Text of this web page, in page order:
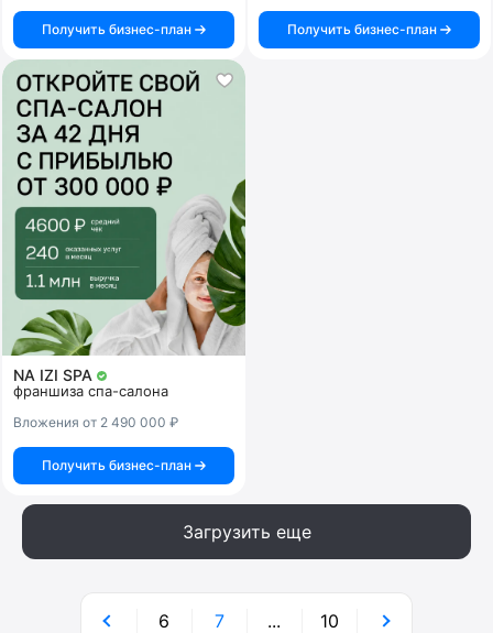
Получить бизнес-план Получить бизнес-план
NA IZI SPA
франшиза спа-салона
Вложения от 2 490 000 ₽
Получить бизнес-план
Загрузить еще
6 7 ... 10